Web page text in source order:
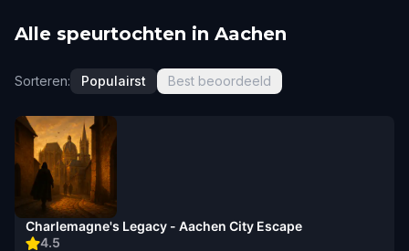
Alle speurtochten in Aachen
Sorteren: Populairst Best beoordeeld
4.5
Charlemagne's Legacy - Aachen City Escape